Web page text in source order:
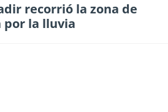
recorrió la zona de
por la lluvia